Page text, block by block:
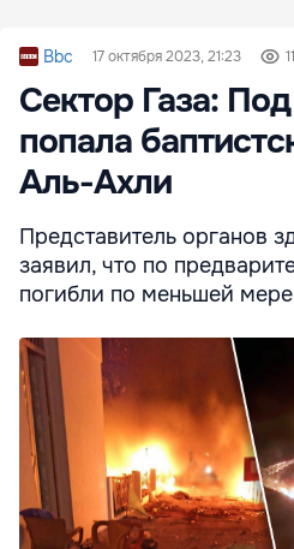
Bbc 17 октября 2023, 21:23
Сектор Газа:
попала
Аль-Ахли
Представитель органов
заявил, что по
погибли по меньшей